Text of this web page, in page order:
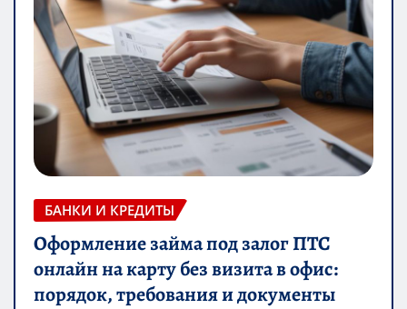
БАНКИ И КРЕДИТЫ
Оформление займа под залог ПТС
онлайн на карту без визита в офис:
порядок, требования и документы